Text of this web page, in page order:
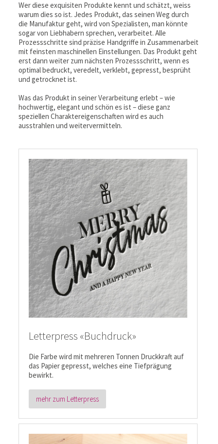
Wer diese exquisiten Produkte kennt und schätzt, weiss
warum dies so ist. Jedes Produkt, das seinen Weg durch
die Manufaktur geht, wird von Spezialisten, man könnte
sogar von Liebhabern sprechen, verarbeitet. Alle
Prozessschritte sind präzise Handgriffe in Zusammenarbeit
mit feinsten maschinellen Einstellungen. Das Produkt geht
erst dann weiter zum nächsten Prozessschritt, wenn es
optimal bedruckt, veredelt, verklebt, gepresst, besprüht
und getrocknet ist.
Was das Produkt in seiner Verarbeitung erlebt – wie
hochwertig, elegant und schön es ist – diese ganz
speziellen Charaktereigenschaften wird es auch
ausstrahlen und weitervermitteln.
Letterpress «Buchdruck»
Die Farbe wird mit mehreren Tonnen Druckkraft auf
das Papier gepresst, welches eine Tiefprägung
bewirkt.
mehr zum Letterpress